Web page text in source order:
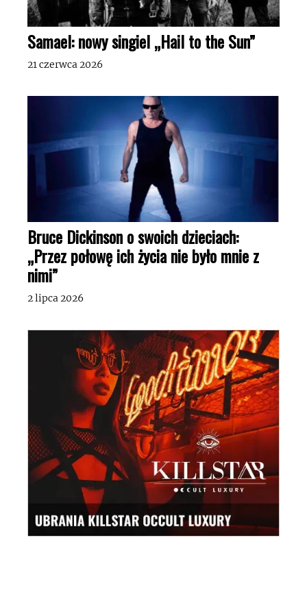
Samael: nowy singiel „Hail to the Sun”
21 czerwca 2026
Bruce Dickinson o swoich dzieciach:
„Przez połowę ich życia nie było mnie z
nimi”
2 lipca 2026